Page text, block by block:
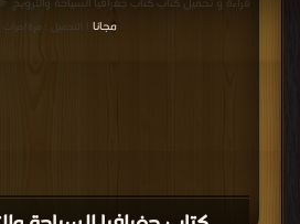
مجانا | التحميل : مرة/مرات